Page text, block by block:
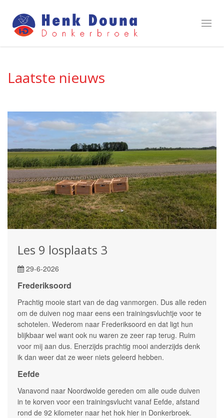
Laatste nieuws
Les 9 losplaats 3
29-6-2026
Frederiksoord
Prachtig mooie start van de dag vanmorgen. Dus alle reden
om de duiven nog maar eens een trainingsvluchtje voor te
schotelen. Wederom naar Frederiksoord en dat ligt hun
blijkbaar wel want ook nu waren ze zeer rap terug. Ruim
voor mij aan dus. Enerzijds prachtig mooi anderzijds denk
ik dan weer dat ze weer niets geleerd hebben.
Eefde
Vanavond naar Noordwolde gereden om alle oude duiven
in te korven voor een trainingsvlucht vanaf Eefde, afstand
rond de 92 kilometer naar het hok hier in Donkerbroek.